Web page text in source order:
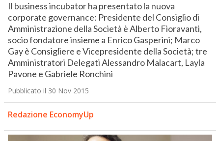
Il business incubator ha presentato la nuova
corporate governance: Presidente del Consiglio di
Amministrazione della Società è Alberto Fioravanti,
socio fondatore insieme a Enrico Gasperini; Marco
Gay è Consigliere e Vicepresidente della Società; tre
Amministratori Delegati Alessandro Malacart, Layla
Pavone e Gabriele Ronchini
Pubblicato il 30 Nov 2015
Redazione EconomyUp